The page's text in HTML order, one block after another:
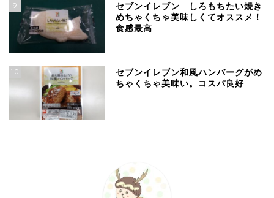
9
セブンイレブン しろもちたい焼き
めちゃくちゃ美味しくてオススメ！
食感最高
10
セブンイレブン和風ハンバーグがめ
ちゃくちゃ美味い。コスパ良好